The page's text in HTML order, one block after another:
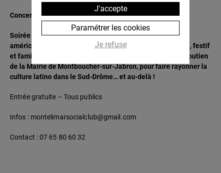
Concerts live avec ambiance latino
Soirée dansante avec DJ, Food trucks, spécialités sud-
américaines et marché artisanal Un événement populaire, festif
et familial, porté par des bénévoles passionnés, avec le soutien
de la Mairie de Montboucher-sur-Jabron, pour faire rayonner la
culture latino dans le Sud-Drôme… et au-delà !
Entrée gratuite – Tous publics
Infos : montelimarsocialclub@gmail.com
Contact : 07 65 80 60 32
J'accepte
Paramétrer les cookies
Je refuse